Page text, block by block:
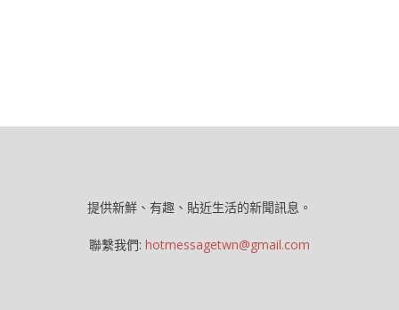
提供新鮮、有趣、貼近生活的新聞訊息。
聯繫我們: hotmessagetwn@gmail.com